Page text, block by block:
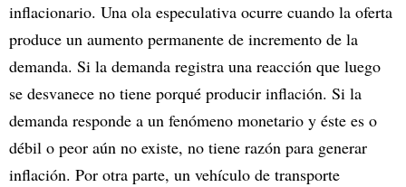
inflacionario. Una ola especulativa ocurre cuando la oferta
produce un aumento permanente de incremento de la
demanda. Si la demanda registra una reacción que luego
se desvanece no tiene porqué producir inflación. Si la
demanda responde a un fenómeno monetario y éste es o
débil o peor aún no existe, no tiene razón para generar
inflación. Por otra parte, un vehículo de transporte